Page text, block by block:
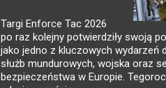
Targi Enforce Tac 2026
po raz kolejny potwierdziły swoją
jako jedno z kluczowych wydarzeń
służb mundurowych, wojska oraz
bezpieczeństwa w Europie.